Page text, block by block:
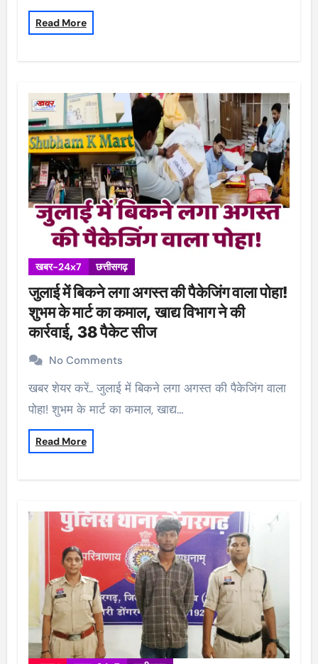
Read More
खबर-24x7 छत्तीसगढ़
जुलाई में बिकने लगा अगस्त की पैकेजिंग वाला पोहा!
शुभम के मार्ट का कमाल, खाद्य विभाग ने की
कार्रवाई, 38 पैकेट सीज
No Comments
खबर शेयर करें.. जुलाई में बिकने लगा अगस्त की पैकेजिंग वाला
पोहा! शुभम के मार्ट का कमाल, खाद्य…
Read More